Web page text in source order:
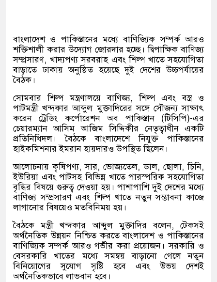
বাংলাদেশ ও পাকিস্তানের মধ্যে বাণিজ্যিক সম্পর্ক আরও
শক্তিশালী করার উদ্যোগ জোরদার হচ্ছে। দ্বিপাক্ষিক বাণিজ্য
সম্প্রসারণ, খাদ্যপণ্য সরবরাহ এবং শিল্প খাতে সহযোগিতা
বাড়াতে ঢাকায় অনুষ্ঠিত হয়েছে দুই দেশের উচ্চপর্যায়ের
বৈঠক।
সোমবার শিল্প মন্ত্রণালয়ে বাণিজ্য, শিল্প এবং বস্ত্র ও
পাটমন্ত্রী খন্দকার আব্দুল মুক্তাদিরের সঙ্গে সৌজন্য সাক্ষাৎ
করেন ট্রেডিং কর্পোরেশন অব পাকিস্তান (টিসিপি)-এর
চেয়ারম্যান আসিম আজিম সিদ্দিকীর নেতৃত্বাধীন একটি
প্রতিনিধিদল। বৈঠকে বাংলাদেশে নিযুক্ত পাকিস্তানের
হাইকমিশনার ইমরান হায়দারও উপস্থিত ছিলেন।
আলোচনায় কৃষিপণ্য, সার, ভোজ্যতেল, ডাল, ছোলা, চিনি,
ইউরিয়া এবং পাটসহ বিভিন্ন খাতে পারস্পরিক সহযোগিতা
বৃদ্ধির বিষয়ে গুরুত্ব দেওয়া হয়। পাশাপাশি দুই দেশের মধ্যে
বাণিজ্য সম্প্রসারণ এবং শিল্প খাতে নতুন সম্ভাবনা কাজে
লাগানোর বিষয়েও মতবিনিময় হয়।
বৈঠকে মন্ত্রী খন্দকার আব্দুল মুক্তাদির বলেন, টেকসই
অর্থনৈতিক উন্নয়ন নিশ্চিত করতে বাংলাদেশ ও পাকিস্তানের
বাণিজ্যিক সম্পর্ক আরও গভীর করা প্রয়োজন। সরকারি ও
বেসরকারি খাতের মধ্যে সমন্বয় বাড়ানো গেলে নতুন
বিনিয়োগের সুযোগ সৃষ্টি হবে এবং উভয় দেশই
অর্থনৈতিকভাবে লাভবান হবে।